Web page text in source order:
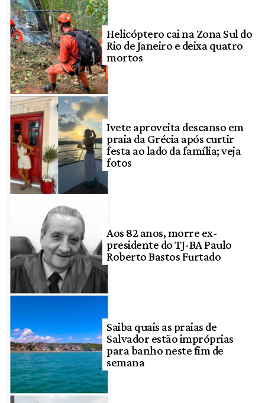
Helicóptero cai na Zona Sul do
Rio de Janeiro e deixa quatro
mortos
Ivete aproveita descanso em
praia da Grécia após curtir
festa ao lado da família; veja
fotos
Aos 82 anos, morre ex-
presidente do TJ-BA Paulo
Roberto Bastos Furtado
Saiba quais as praias de
Salvador estão impróprias
para banho neste fim de
semana